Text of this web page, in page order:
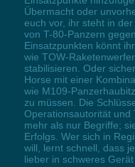
Übermacht oder
euch vor, ihr steht in
von T-80-Panzern
Einsatzpunkten könnt
wie TOW-
stabilisieren. Oder
Horse mit einer
wie M109-
zu müssen. Die
Operationsautorität und
mehr als nur Begriffe;
Erfolgs. Wer sich in
will, lernt schnell, dass
lieber in schweres